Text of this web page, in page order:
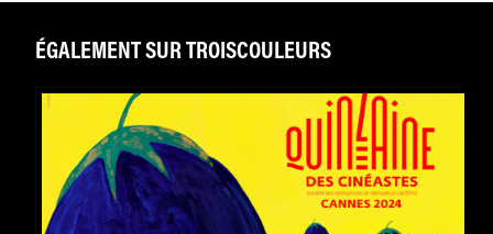
ÉGALEMENT SUR TROISCOULEURS